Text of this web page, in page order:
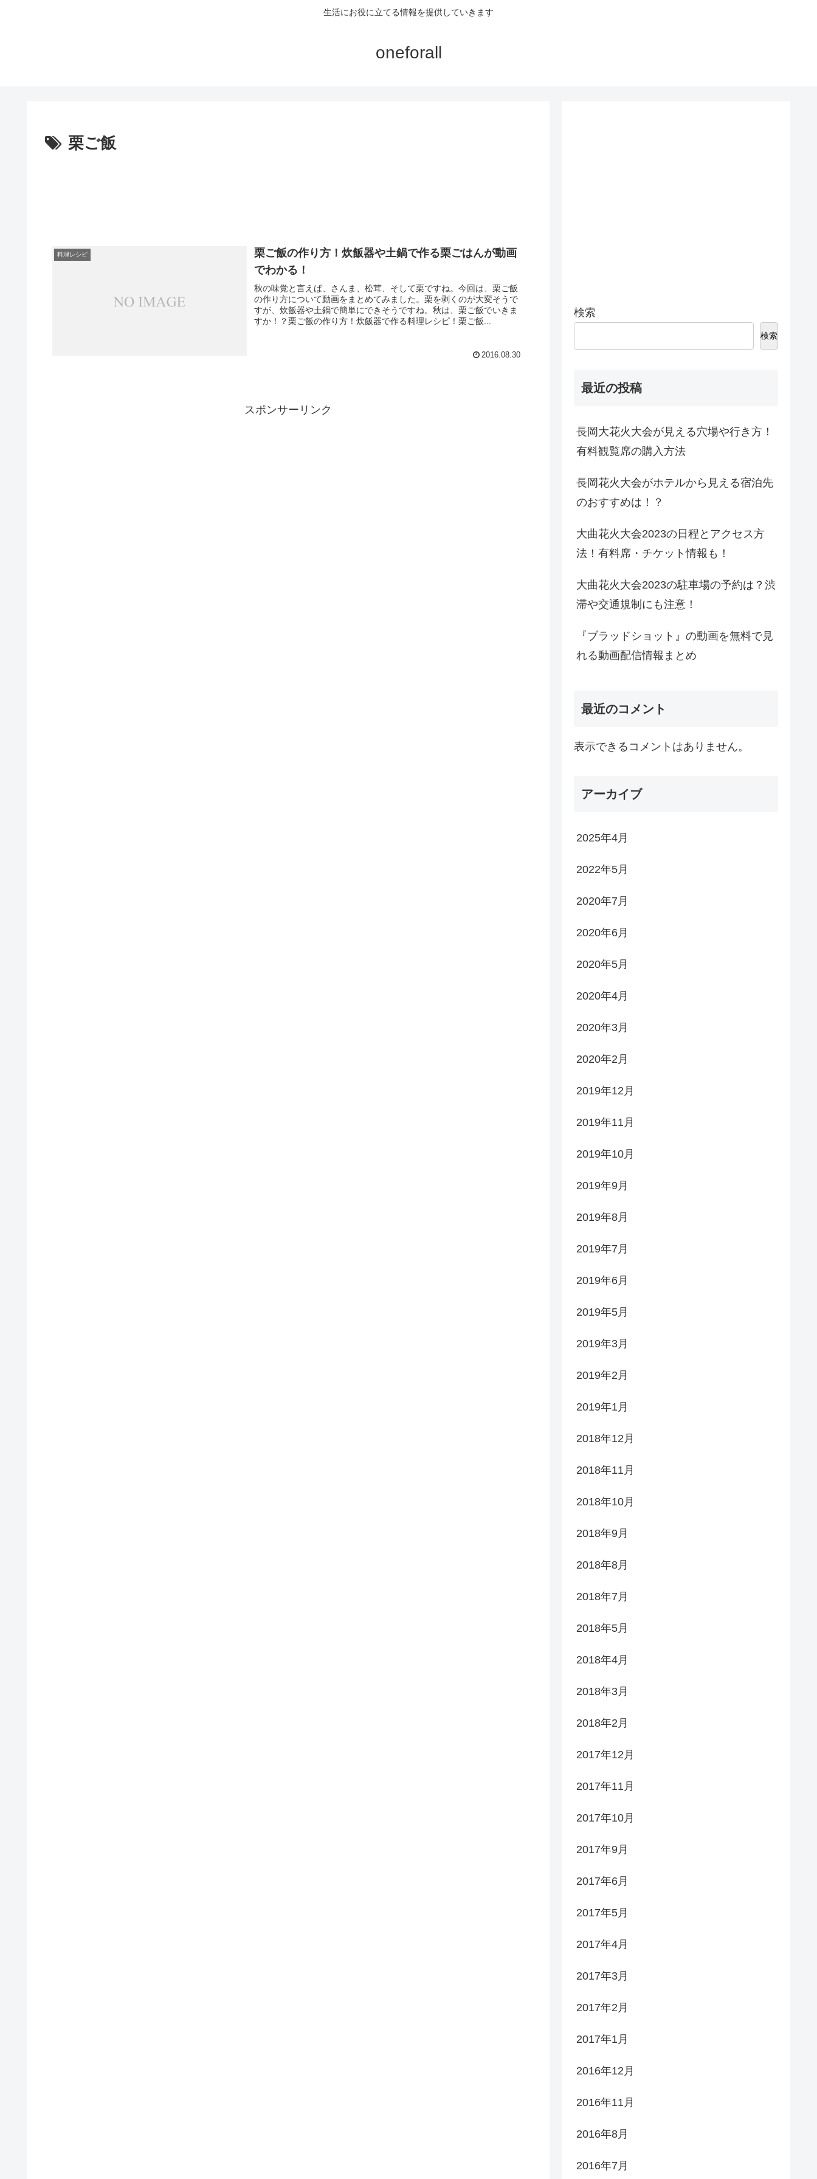
生活にお役に立てる情報を提供していきます
oneforall
栗ご飯
料理レシピ
栗ご飯の作り方！炊飯器や土鍋で作る栗ごはんが動画
でわかる！
秋の味覚と言えば、さんま、松茸、そして栗ですね。今回は、栗ご飯
の作り方について動画をまとめてみました。栗を剥くのが大変そうで
すが、炊飯器や土鍋で簡単にできそうですね。秋は、栗ご飯でいきま
すか！？栗ご飯の作り方！炊飯器で作る料理レシピ！栗ご飯...
2016.08.30
スポンサーリンク
検索
検索
最近の投稿
長岡大花火大会が見える穴場や行き方！
有料観覧席の購入方法
長岡花火大会がホテルから見える宿泊先
のおすすめは！？
大曲花火大会2023の日程とアクセス方
法！有料席・チケット情報も！
大曲花火大会2023の駐車場の予約は？渋
滞や交通規制にも注意！
『ブラッドショット』の動画を無料で見
れる動画配信情報まとめ
最近のコメント
表示できるコメントはありません。
アーカイブ
2025年4月
2022年5月
2020年7月
2020年6月
2020年5月
2020年4月
2020年3月
2020年2月
2019年12月
2019年11月
2019年10月
2019年9月
2019年8月
2019年7月
2019年6月
2019年5月
2019年3月
2019年2月
2019年1月
2018年12月
2018年11月
2018年10月
2018年9月
2018年8月
2018年7月
2018年5月
2018年4月
2018年3月
2018年2月
2017年12月
2017年11月
2017年10月
2017年9月
2017年6月
2017年5月
2017年4月
2017年3月
2017年2月
2017年1月
2016年12月
2016年11月
2016年8月
2016年7月